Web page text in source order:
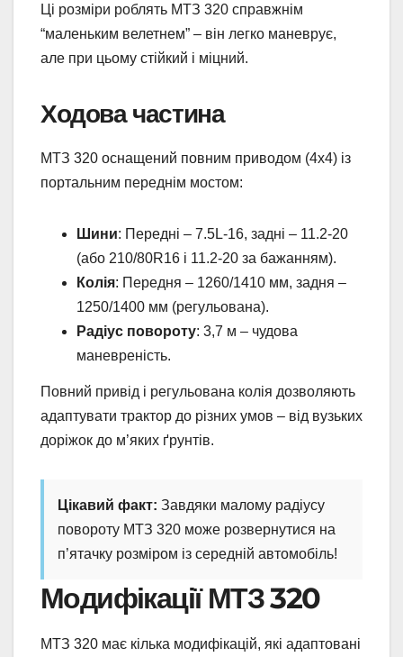
Ці розміри роблять МТЗ 320 справжнім
“маленьким велетнем” – він легко маневрує,
але при цьому стійкий і міцний.
Ходова частина
МТЗ 320 оснащений повним приводом (4х4) із
портальним переднім мостом:
Шини: Передні – 7.5L-16, задні – 11.2-20
(або 210/80R16 і 11.2-20 за бажанням).
Колія: Передня – 1260/1410 мм, задня –
1250/1400 мм (регульована).
Радіус повороту: 3,7 м – чудова
маневреність.
Повний привід і регульована колія дозволяють
адаптувати трактор до різних умов – від вузьких
доріжок до м’яких ґрунтів.
Цікавий факт: Завдяки малому радіусу
повороту МТЗ 320 може розвернутися на
п’ятачку розміром із середній автомобіль!
Модифікації МТЗ 320
МТЗ 320 має кілька модифікацій, які адаптовані